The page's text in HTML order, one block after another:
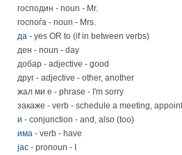
господин - noun - Mr.
госпоѓа - noun - Mrs.
да - yes OR to (if in between verbs)
ден - noun - day
добар - adjective - good
друг - adjective - other, another
жал ми е - phrase - I'm sorry
закаже - verb - schedule a meeting,
и - conjunction - and, also (too)
има - verb - have
јас - pronoun - I